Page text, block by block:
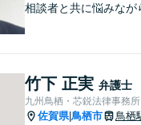
相談者と共に悩みなが
竹下 正実 弁護士
九州鳥栖・芯鋭法律事務所
佐賀県|鳥栖市 鳥栖